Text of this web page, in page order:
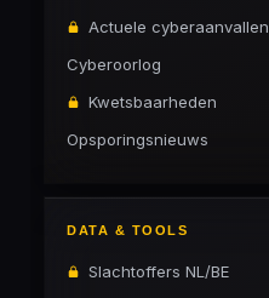
Actuele cyberaanvallen
Cyberoorlog
Kwetsbaarheden
Opsporingsnieuws
DATA & TOOLS
Slachtoffers NL/BE